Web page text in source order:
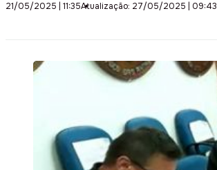
21/05/2025 | 11:35Atualização: 27/05/2025 | 09:43